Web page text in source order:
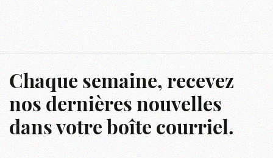
Chaque semaine, recevez
nos dernières nouvelles
dans votre boîte courriel.